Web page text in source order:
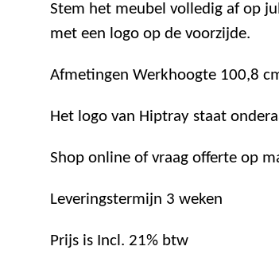
Stem het meubel volledig af op
met een logo op de voorzijde.
Afmetingen Werkhoogte 100,8
Het logo van Hiptray staat
Shop online of vraag offerte op
Leveringstermijn 3 weken
Prijs is Incl. 21% btw